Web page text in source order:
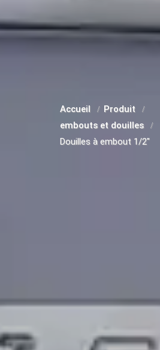
Accueil
Produit
embouts et douilles
Douilles à embout 1/2"